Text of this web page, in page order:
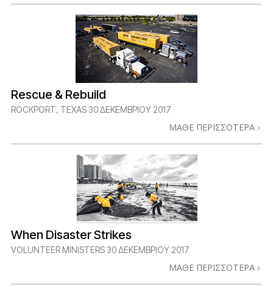
Rescue & Rebuild
ROCKPORT, TEXAS30 ΔΕΚΕΜΒΡΙΟΥ 2017
ΜΑΘΕ ΠΕΡΙΣΣΟΤΕΡΑ
When Disaster Strikes
VOLUNTEER MINISTERS30 ΔΕΚΕΜΒΡΙΟΥ 2017
ΜΑΘΕ ΠΕΡΙΣΣΟΤΕΡΑ